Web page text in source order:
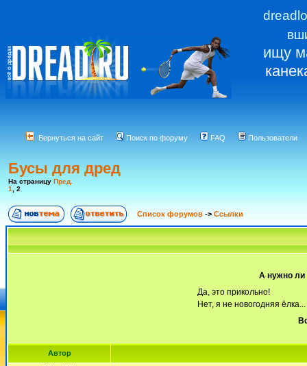
ищу
Вернуться на сайт Поиск по форуму FAQ Пользователи
Бусы для дред
На страницу Пред.
1
2
Список форумов -> Ссылки
А нужно ли
Да, это прикольно!
Нет, я не новогодняя ёлка...
Автор